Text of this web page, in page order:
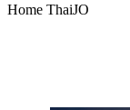
Home ThaiJO